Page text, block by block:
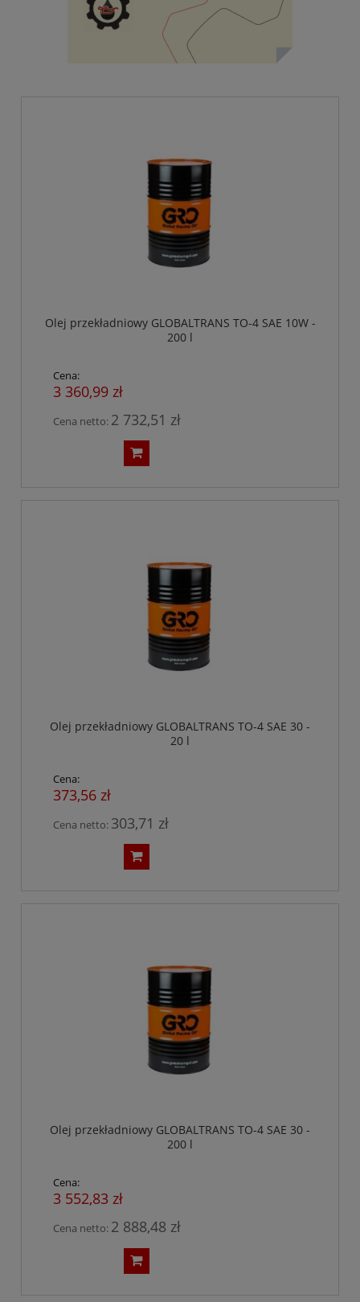
Olej przekładniowy GLOBALTRANS TO-4 SAE 10W -
200 l
Cena:
3 360,99 zł
Cena netto: 2 732,51 zł
Olej przekładniowy GLOBALTRANS TO-4 SAE 30 -
20 l
Cena:
373,56 zł
Cena netto: 303,71 zł
Olej przekładniowy GLOBALTRANS TO-4 SAE 30 -
200 l
Cena:
3 552,83 zł
Cena netto: 2 888,48 zł